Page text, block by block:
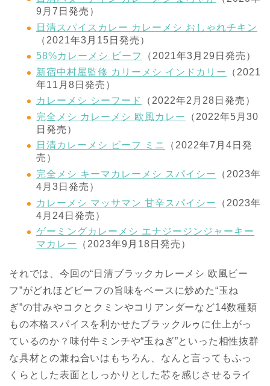
9月7日発売）
日清スパイスカレー カレーメシ おしゃれチキン
（2021年3月15日発売）
58%カレーメシ ビーフ
（2021年3月29日発売）
新宿中村屋監修 カリーメシ インドカリー
（2021
年11月8日発売）
カレーメシ シーフード
（2022年2月28日発売）
完全メシ カレーメシ 欧風カレー
（2022年5月30
日発売）
日清カレーメシ ビーフ ミニ
（2022年7月4日発
売）
完全メシ キーマカレーメシ スパイシー
（2023年
4月3日発売）
カレーメシ マッサマン 甘辛スパイシー
（2023年
4月24日発売）
ゲーミングカレーメシ エナジージンジャーキー
マカレー
（2023年9月18日発売）
それでは、今回の“日清ブラックカレーメシ 欧風ビー
フ”がどれほどビーフの旨味をベースに炒めた“玉ね
ぎ”の甘みやコクとクミンやコリアンダーなど14数種類
もの本格スパイスを利かせたブラックルゥに仕上がっ
ているのか？味付牛ミンチや“玉ねぎ”といった相性抜群
な具材との兼ね合いはもちろん、なんと言ってもふっ
くらとした表面としっかりとした芯を感じさせるライ